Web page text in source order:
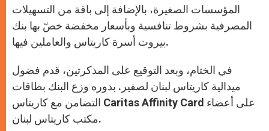
المؤسسات الصغيرة، بالإضافة إلى باقة من التسهيلات
المصرفية بشروط تنافسية وبأسعار مخفضة خصّ بها بنك
بيروت أسرة كاريتاس والعاملين فيها.
في الختام، وبعد التوقيع على المذكرتين، قدم فضول
ميدالية كاريتاس لبنان لصفير. بدوره وزع البنك بطاقات
التضامن مع كاريتاس Caritas Affinity Card على أعضاء
مكتب كاريتاس لبنان.